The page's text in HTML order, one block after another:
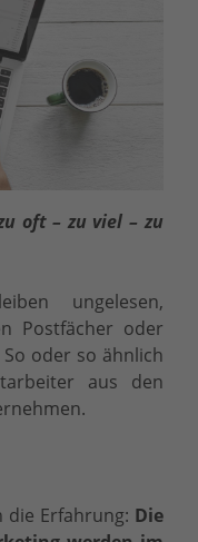
oft – zu viel – zu
ungelesen,
Postfächer oder
oder so ähnlich
aus den
die Erfahrung: Die